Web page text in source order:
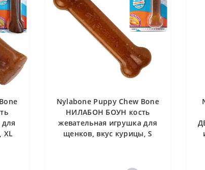
XL
Nylabone Puppy Chew Bone
НИЛАБОН БОУН кость
жевательная игрушка для
щенков, вкус курицы, S